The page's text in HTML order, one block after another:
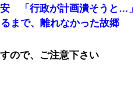
安 「行政が計画潰そうと…」
まで、離れなかった故郷
ので、ご注意下さい